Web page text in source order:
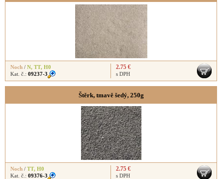
Noch / N, TT, H0
Kat. č.: 09237-3
2.75 €
s DPH
Štěrk, tmavě šedý, 250g
Noch / TT, H0
Kat. č.: 09376-3
2.75 €
s DPH